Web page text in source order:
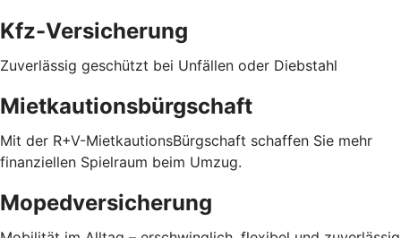
Kfz-Versicherung
Zuverlässig geschützt bei Unfällen oder Diebstahl
Mietkautionsbürgschaft
Mit der R+V-MietkautionsBürgschaft schaffen Sie mehr
finanziellen Spielraum beim Umzug.
Mopedversicherung